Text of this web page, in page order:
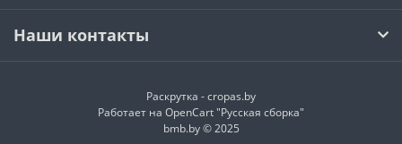
Наши контакты
Раскрутка -cropas.by
Работает на OpenCart "Русская сборка"
bmb.by © 2025